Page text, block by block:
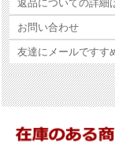
返品についての詳細
お問い合わせ
友達にメールですす